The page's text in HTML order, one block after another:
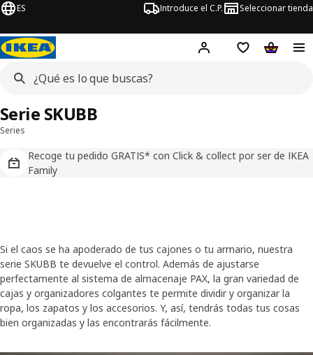
ES Introduce el C.P. Seleccionar tienda
Hej! Iniciar sesión
Lista de deseos
Carrito
Series
Recoge tu pedido GRATIS* con Click & collect por ser de IKEA
Family
Serie SKUBB
Si el caos se ha apoderado de tus cajones o tu armario, nuestra
serie SKUBB te devuelve el control. Además de ajustarse
perfectamente al sistema de almacenaje PAX, la gran variedad de
cajas y organizadores colgantes te permite dividir y organizar la
ropa, los zapatos y los accesorios. Y, así, tendrás todas tus cosas
bien organizadas y las encontrarás fácilmente.